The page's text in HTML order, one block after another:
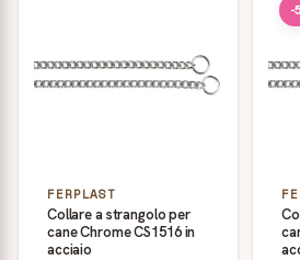
FERPLAST
Collare a strangolo per
cane Chrome CS1516 in
acciaio
-